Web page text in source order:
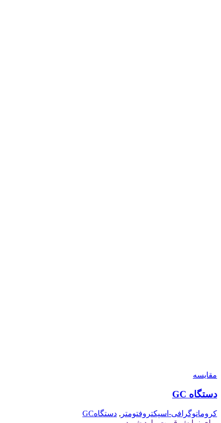
مقايسه
دستگاه GC
کروماتوگرافی-اسپکتروفتومتر , دستگاهGC